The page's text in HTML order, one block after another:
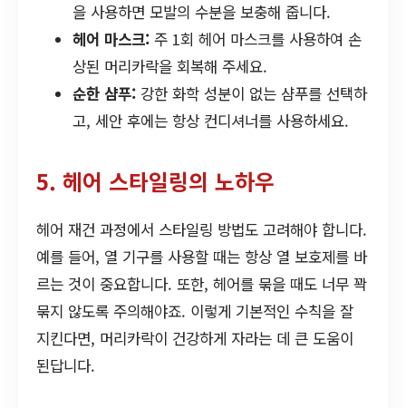
을 사용하면 모발의 수분을 보충해 줍니다.
헤어 마스크: 주 1회 헤어 마스크를 사용하여 손
상된 머리카락을 회복해 주세요.
순한 샴푸: 강한 화학 성분이 없는 샴푸를 선택하
고, 세안 후에는 항상 컨디셔너를 사용하세요.
5. 헤어 스타일링의 노하우
헤어 재건 과정에서 스타일링 방법도 고려해야 합니다.
예를 들어, 열 기구를 사용할 때는 항상 열 보호제를 바
르는 것이 중요합니다. 또한, 헤어를 묶을 때도 너무 꽉
묶지 않도록 주의해야죠. 이렇게 기본적인 수칙을 잘
지킨다면, 머리카락이 건강하게 자라는 데 큰 도움이
된답니다.